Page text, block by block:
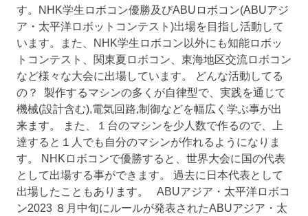
す。NHK学生ロボコン優勝及びABUロボコン(ABUアジ
ア・太平洋ロボットコンテスト)出場を目指し活動して
います。また、NHK学生ロボコン以外にも知能ロボッ
トコンテスト、関東夏ロボコン、東海地区交流ロボコン
など様々な大会に出場しています。 どんな活動してる
の？ 製作するマシンの多くが自律型で、実践を通じて
機械(設計含む),電気回路,制御などを幅広く学ぶ事が出
来ます。 また、１台のマシンを少人数で作るので、上
達すると１人でも自分のマシンが作れるようになりま
す。 NHKロボコンで優勝すると、世界大会に国の代表
として出場する事ができます。 過去に日本代表として
出場したこともあります。 ABUアジア・太平洋ロボコ
ン2023 ８月中旬にルールが発表されたABUアジア・太